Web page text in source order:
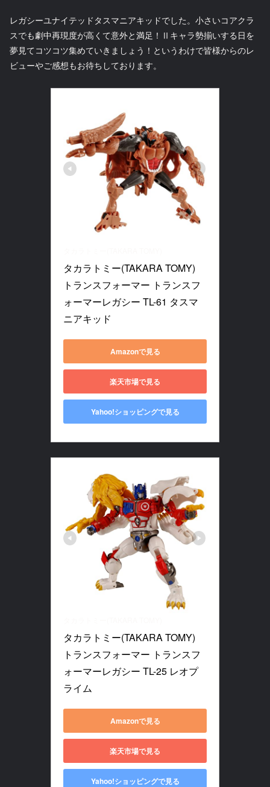
レガシーユナイテッドタスマニアキッドでした。小さいコアクラ
スでも劇中再現度が高くて意外と満足！Ⅱキャラ勢揃いする日を
夢見てコツコツ集めていきましょう！というわけで皆様からのレ
ビューやご感想もお待ちしております。
タカラトミー(TAKARA TOMY)
トランスフォーマー トランスフ
ォーマーレガシー TL-61 タスマ
ニアキッド
Amazonで見る
楽天市場で見る
Yahoo!ショッピングで見る
タカラトミー(TAKARA TOMY)
トランスフォーマー トランスフ
ォーマーレガシー TL-25 レオプ
ライム
Amazonで見る
楽天市場で見る
Yahoo!ショッピングで見る